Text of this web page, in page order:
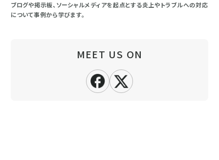
ブログや掲示板、ソーシャルメディアを起点とする炎上やトラブルへの対応
について事例から学びます。
MEET US ON